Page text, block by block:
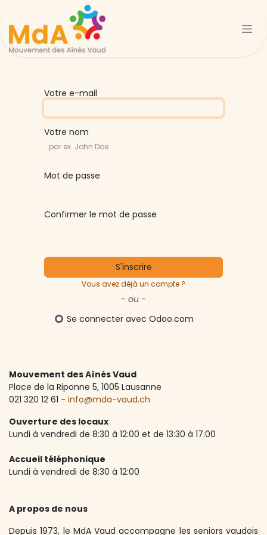
Se rendre au contenu
Votre e-mail
Votre nom
Mot de passe
Confirmer le mot de passe
S'inscrire
Vous avez déjà un compte ?
- ou -
Se connecter avec Odoo.com
Mouvement des Aînés Vaud
Place de la Riponne 5, ​1005 Lausanne
021 320 12 61 - info@mda-vaud.ch
Ouverture des locaux
Lundi à vendredi de 8:30 à 12:00 et de 13:30 à 17:00
Accueil téléphonique
Lundi à vendredi de 8:30 à 12:00
A propos de nous
Depuis 1973, le MdA Vaud accompagne les seniors vaudois